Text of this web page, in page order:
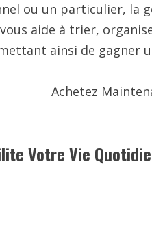
ou un particulier, la
aide à trier,
ainsi de gagner
Achetez
Votre Vie